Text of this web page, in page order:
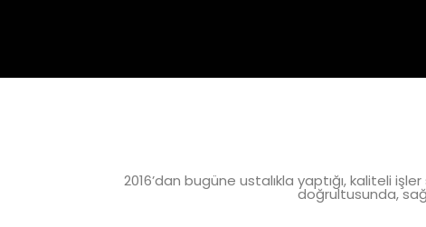
2016’dan bugüne ustalıkla yaptığı, kaliteli
doğrultusunda,